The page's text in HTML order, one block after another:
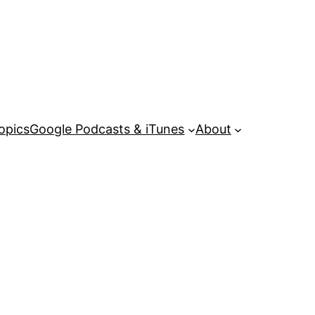
Google Podcasts & iTunes About